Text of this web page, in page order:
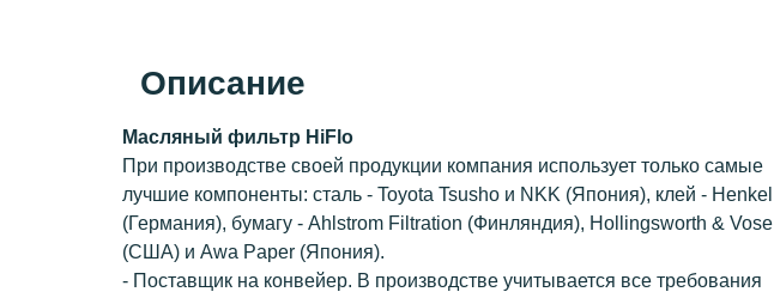
Описание
Масляный фильтр HiFlo
При производстве своей продукции компания использует только самые
лучшие компоненты: сталь - Toyota Tsusho и NKK (Япония), клей - Henkel
(Германия), бумагу - Ahlstrom Filtration (Финляндия), Hollingsworth & Vose
(США) и Awa Paper (Япония).
- Поставщик на конвейер. В производстве учитывается все требования